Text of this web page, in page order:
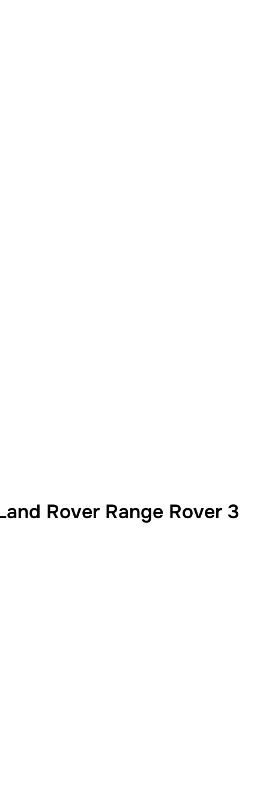
Rover Range Rover 3